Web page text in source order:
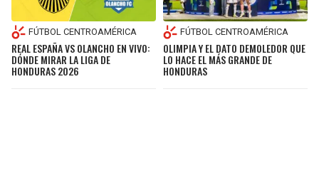
FÚTBOL CENTROAMÉRICA
REAL ESPAÑA VS OLANCHO EN VIVO:
DÓNDE MIRAR LA LIGA DE
HONDURAS 2026
FÚTBOL CENTROAMÉRICA
OLIMPIA Y EL DATO DEMOLEDOR QUE
LO HACE EL MÁS GRANDE DE
HONDURAS